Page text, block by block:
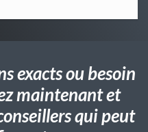
exacts ou besoin
maintenant et
qui peut